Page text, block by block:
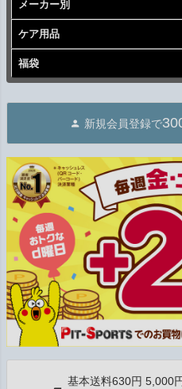
メーカー別
ケア用品
福袋
新規会員登録で
基本送料630円 5,000